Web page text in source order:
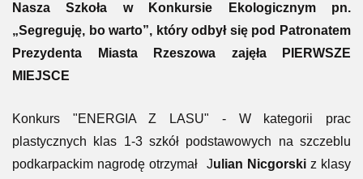
Nasza Szkoła w Konkursie Ekologicznym pn.
„Segreguję, bo warto”, który odbył się pod Patronatem
Prezydenta Miasta Rzeszowa zajęła PIERWSZE
MIEJSCE
Konkurs "ENERGIA Z LASU" - W kategorii prac
plastycznych klas 1-3 szkół podstawowych na szczeblu
podkarpackim nagrodę otrzymał Julian Nicgorskiz klasy